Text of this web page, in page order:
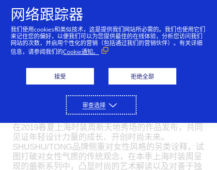
Visa倾力支持新锐力量 助
推年轻设计师发展
大奖”。 Visa作为2018秋冬上海时装周新天地作品发
布的官方合作伙伴，首度跨足时尚领域奖项，全力支
持新锐力量，并支持获奖设计师品牌SHUSHU/TONG
在2019春夏上海时装周新天地秀场的作品发布，共同
见证年轻设计力量的成长、开创时尚未来。
SHUSHU/TONG品牌侧重对女性风格的另类诠释，试
图打破对女性气质的传统观念，在本季上海时装周呈
现的最新系列中，凸显时尚的艺术解读以及对善于独
网络跟踪器
我们使用cookies和类似技术，这是提供我们网站所必需的。我们也使用它们
来记住您的偏好，以便我们可以为您提供最佳的在线体验，分析您访问我们
网站的次数，并启用个性化的营销（包括通过我们的营销伙伴）。有关详细
信息，请参阅我们的Cookie通知。
接受 拒绝全部
审查选择